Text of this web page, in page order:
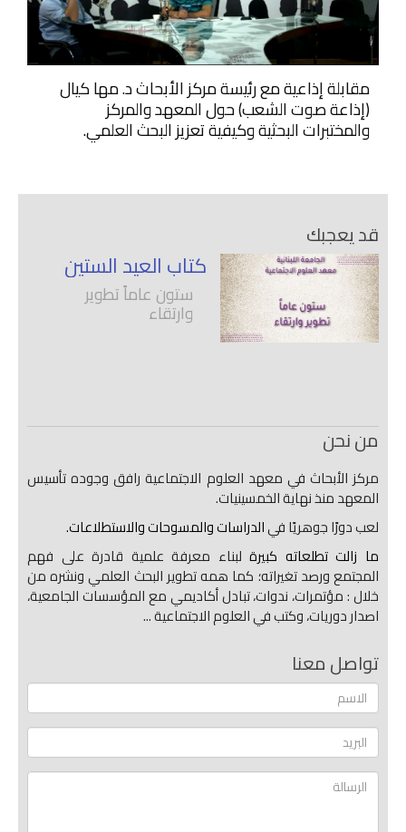
مقابلة إذاعية مع رئيسة مركز الأبحاث د. مها كيال
(إذاعة صوت الشعب) حول المعهد والمركز
والمختبرات البحثية وكيفية تعزيز البحث العلمي.
قد يعجبك
كتاب العيد الستين
ستون عاماً تطوير
وارتقاء
من نحن
مركز الأبحاث في معهد العلوم الاجتماعية رافق وجوده تأسيس
المعهد منذ نهاية الخمسينيات.
لعب دورًا جوهريًا فيالدراسات والمسوحات والاستطلاعات.
ما زالت تطلعاته كبيرة لبناء معرفة علمية قادرة على فهم
المجتمع ورصد تغيراته؛ كما همه تطوير البحث العلمي ونشره من
خلال : مؤتمرات، ندوات، تبادل أكاديمي مع المؤسسات الجامعية،
اصدار دوريات، وكتب في العلوم الاجتماعية ...
تواصل معنا